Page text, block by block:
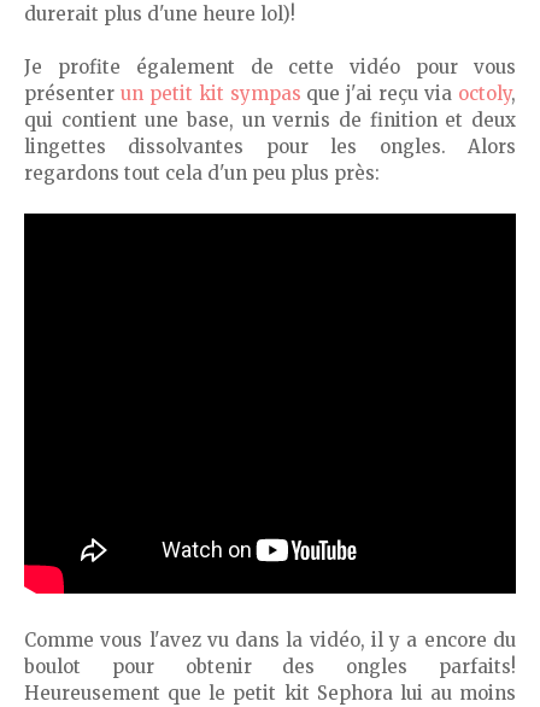
durerait plus d'une heure lol)!
Je profite également de cette vidéo pour vous
présenter un petit kit sympas que j'ai reçu via octoly,
qui contient une base, un vernis de finition et deux
lingettes dissolvantes pour les ongles. Alors
regardons tout cela d'un peu plus près:
Comme vous l'avez vu dans la vidéo, il y a encore du
boulot pour obtenir des ongles parfaits!
Heureusement que le petit kit Sephora lui au moins